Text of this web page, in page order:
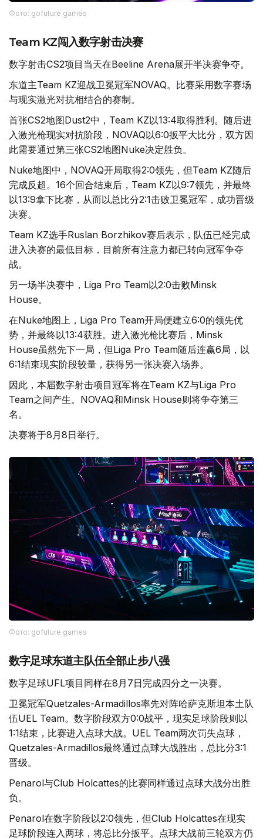
Фото: gofuture.games
Team KZ闯入数字射击决赛
数字射击CS2项目当天在Beeline Arena展开半决赛争夺。
东道主Team KZ迎战卫冕冠军NOVAQ。比赛采用数字赛场
与现实激光对抗相结合的赛制。
首张CS2地图Dust2中，Team KZ以13:4取得胜利。随后进
入激光枪现实对抗阶段，NOVAQ以6:0扳平大比分，双方因
此需要通过第三张CS2地图Nuke决定胜负。
Nuke地图中，NOVAQ开局取得2:0领先，但Team KZ随后
完成反超。16个回合结束后，Team KZ以9:7领先，并最终
以13:9拿下比赛，从而以总比分2:1击败卫冕冠军，成功晋级
决赛。
Team KZ选手Ruslan Borzhikov赛后表示，队伍已经完成
进入决赛的最低目标，目前所有注意力都已转向冠军争夺
战。
另一场半决赛中，Liga Pro Team以2:0击败Minsk
House。
在Nuke地图上，Liga Pro Team开局便建立6:0的领先优
势，并最终以13:4获胜。进入激光枪比赛后，Minsk
House虽然先下一局，但Liga Pro Team随后连赢6局，以
6:1结束现实阶段较量，获得另一张决赛入场券。
因此，本届数字射击项目冠军将在Team KZ与Liga Pro
Team之间产生。NOVAQ和Minsk House则将争夺第三
名。
决赛将于8月8日举行。
Фото: gofuture.games
数字足球东道主队伍全部止步八强
数字足球UFL项目同样在8月7日完成四分之一决赛。
卫冕冠军Quetzales-Armadillos率先对阵哈萨克斯坦本土队
伍UEL Team。数字阶段双方0:0战平，现实足球阶段则以
1:1结束，比赛进入点球大战。UEL Team两次罚失点球，
Quetzales-Armadillos最终通过点球大战胜出，总比分3:1
晋级。
Penarol与Club Holcattes的比赛同样通过点球大战分出胜
负。
Penarol在数字阶段以2:0领先，但Club Holcattes在现实
足球阶段连入两球，将总比分扳平。点球大战前三轮双方仍